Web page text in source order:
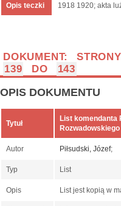
Opis teczki 1918 1920; akta
DOKUMENT:
139
DO 143
OPIS DOKUMENTU
Tytuł
List komendanta
Rozwadowskiego
Autor Piłsudski, Józef;
Typ List
Opis List jest kopią w